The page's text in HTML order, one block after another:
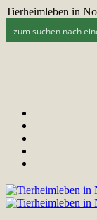
Tierheimleben in